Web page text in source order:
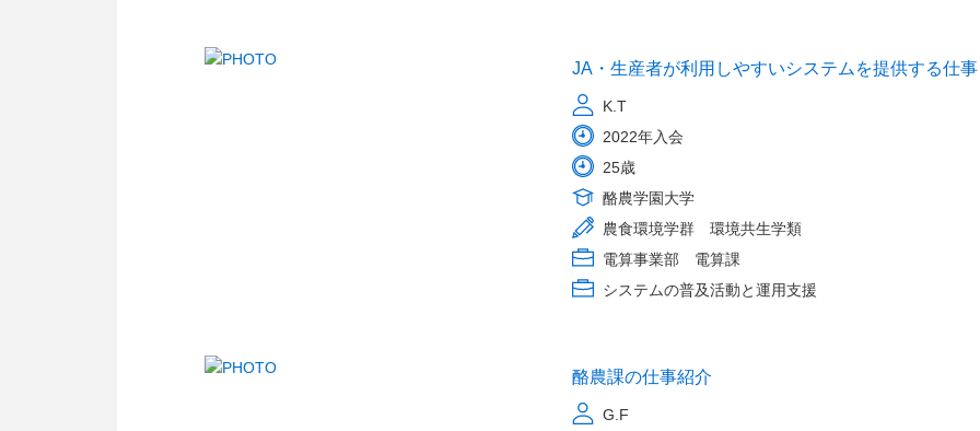
JA・生産者が利用しやすいシステムを提供する仕事
K.T
2022年入会
25歳
酪農学園大学
農食環境学群 環境共生学類
電算事業部 電算課
システムの普及活動と運用支援
酪農課の仕事紹介
G.F